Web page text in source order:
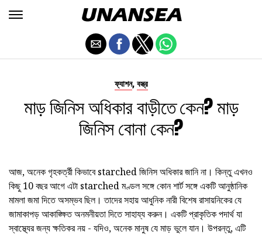
ফ্যাশন, বস্ত্র
মাড় জিনিস অধিকার বাড়ীতে কেন? মাড়
জিনিস বোনা কেন?
আজ, অনেক গৃহকর্ত্রী কিভাবে starched জিনিস অধিকার জানি না। কিন্তু এখনও
কিছু 10 বছর আগে এটা starched মণ্ডল সঙ্গে কোন শার্ট সঙ্গে একটি আনুষ্ঠানিক
মামলা জমা দিতে অসম্ভব ছিল। তাদের সহায় আধুনিক নারী বিশেষ রাসায়নিকের যে
জামাকাপড় আকাঙ্ক্ষিত অনমনীয়তা দিতে সাহায্য করুন। একটি প্রাকৃতিক পদার্থ যা
স্বাস্থ্যের জন্য ক্ষতিকর নয় - যদিও, অনেক মানুষ যে মাড় ভুলে যান। উপরন্তু, এটি